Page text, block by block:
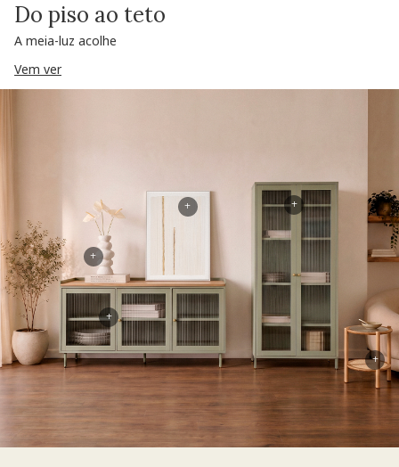
Do piso ao teto
A meia-luz acolhe
Vem ver
+
+
+
+
+